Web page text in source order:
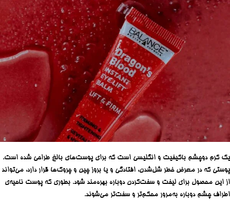
یک کرم دوچشم باکیفیت و انگلیسی است که برای پوست‌های بالغ طراحی شده‌ است.
پوستی که در معرض خطر شل‌شدن، افتادگی و یا بروز چین و چروک‌ها قرار دارد، می‌تواند
از این محصول برای لیفت و سفت‌کردن دوباره بهره‌مند شود. بطوری که پوست ناحیه‌ی
اطراف چشم دوباره به‌مرور محکم‌تر و سفت‌تر می‌شوند.